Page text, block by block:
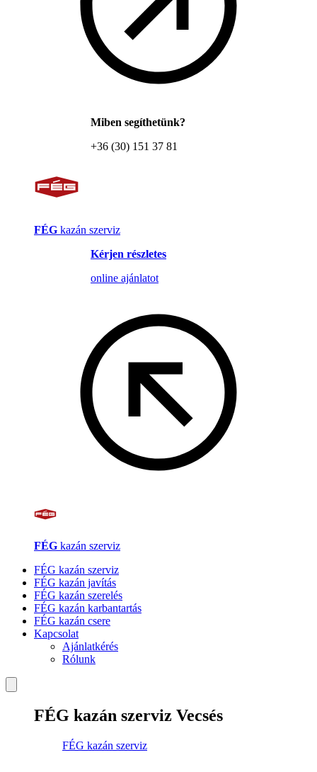
Miben segíthetünk?
+36 (30) 151 37 81
FÉG kazán szerviz
Kérjen részletes
online ajánlatot
FÉG kazán szerviz
FÉG kazán szerviz
FÉG kazán javítás
FÉG kazán szerelés
FÉG kazán karbantartás
FÉG kazán csere
Kapcsolat
Ajánlatkérés
Rólunk
FÉG kazán szerviz Vecsés
FÉG kazán szerviz